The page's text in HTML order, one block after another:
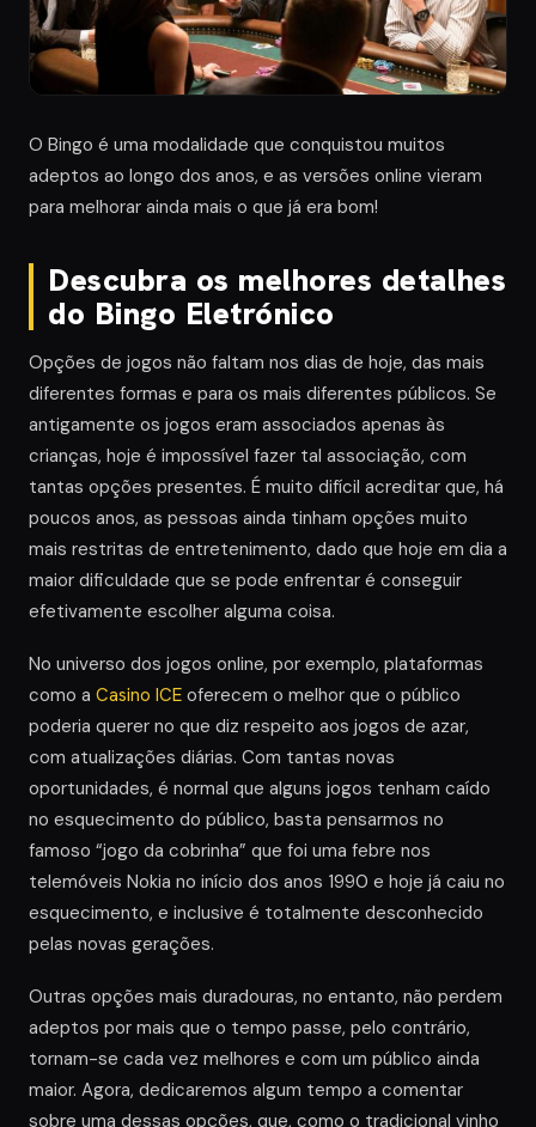
O Bingo é uma modalidade que conquistou muitos
adeptos ao longo dos anos, e as versões online vieram
para melhorar ainda mais o que já era bom!
Descubra os melhores detalhes
do Bingo Eletrónico
Opções de jogos não faltam nos dias de hoje, das mais
diferentes formas e para os mais diferentes públicos. Se
antigamente os jogos eram associados apenas às
crianças, hoje é impossível fazer tal associação, com
tantas opções presentes. É muito difícil acreditar que, há
poucos anos, as pessoas ainda tinham opções muito
mais restritas de entretenimento, dado que hoje em dia a
maior dificuldade que se pode enfrentar é conseguir
efetivamente escolher alguma coisa.
No universo dos jogos online, por exemplo, plataformas
como a Casino ICE oferecem o melhor que o público
poderia querer no que diz respeito aos jogos de azar,
com atualizações diárias. Com tantas novas
oportunidades, é normal que alguns jogos tenham caído
no esquecimento do público, basta pensarmos no
famoso “jogo da cobrinha” que foi uma febre nos
telemóveis Nokia no início dos anos 1990 e hoje já caiu no
esquecimento, e inclusive é totalmente desconhecido
pelas novas gerações.
Outras opções mais duradouras, no entanto, não perdem
adeptos por mais que o tempo passe, pelo contrário,
tornam-se cada vez melhores e com um público ainda
maior. Agora, dedicaremos algum tempo a comentar
sobre uma dessas opções, que, como o tradicional vinho